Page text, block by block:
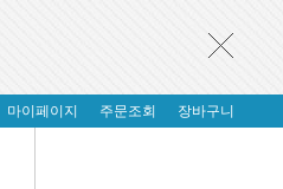
마이페이지 주문조회 장바구니